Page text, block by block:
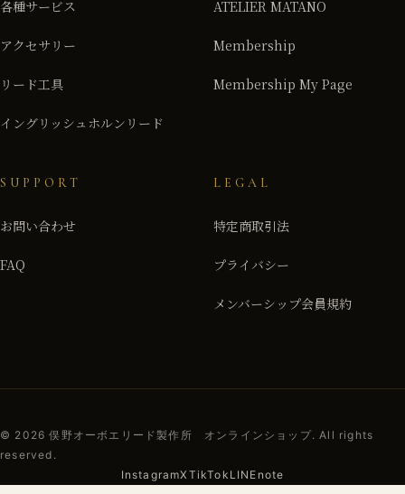
各種サービス
アクセサリー
リード工具
イングリッシュホルンリード
ATELIER MATANO
Membership
Membership My Page
SUPPORT
お問い合わせ
FAQ
LEGAL
特定商取引法
プライバシー
メンバーシップ会員規約
© 2026 俣野オーボエリード製作所 オンラインショップ. All rights
reserved.
InstagramX TikTok LINE note